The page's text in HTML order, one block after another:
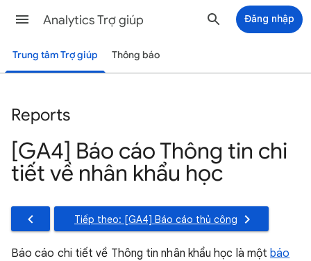
Analytics Trợ giúp Đăng nhập
Trung tâm Trợ giúp Thông báo
Reports
[GA4] Báo cáo Thông tin chi
tiết về nhân khẩu học
Tiếp theo: [GA4] Báo cáo thủ công
Báo cáo chi tiết về Thông tin nhân khẩu học là một báo